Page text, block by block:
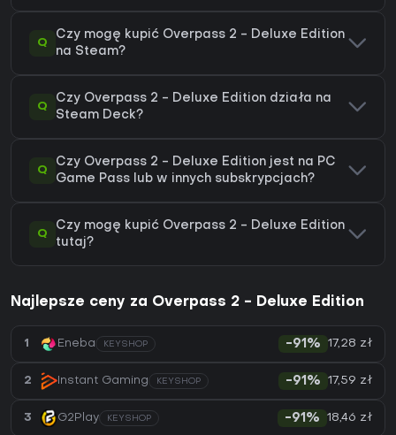
Q
Czy mogę kupić Overpass 2 - Deluxe Edition
na Steam?
Q
Czy Overpass 2 - Deluxe Edition działa na
Steam Deck?
Q
Czy Overpass 2 - Deluxe Edition jest na PC
Game Pass lub w innych subskrypcjach?
Q
Czy mogę kupić Overpass 2 - Deluxe Edition
tutaj?
Najlepsze ceny za Overpass 2 - Deluxe Edition
1 Eneba KEYSHOP -91% 17,28 zł
2 Instant Gaming KEYSHOP -91% 17,59 zł
3 G2Play KEYSHOP -91% 18,46 zł